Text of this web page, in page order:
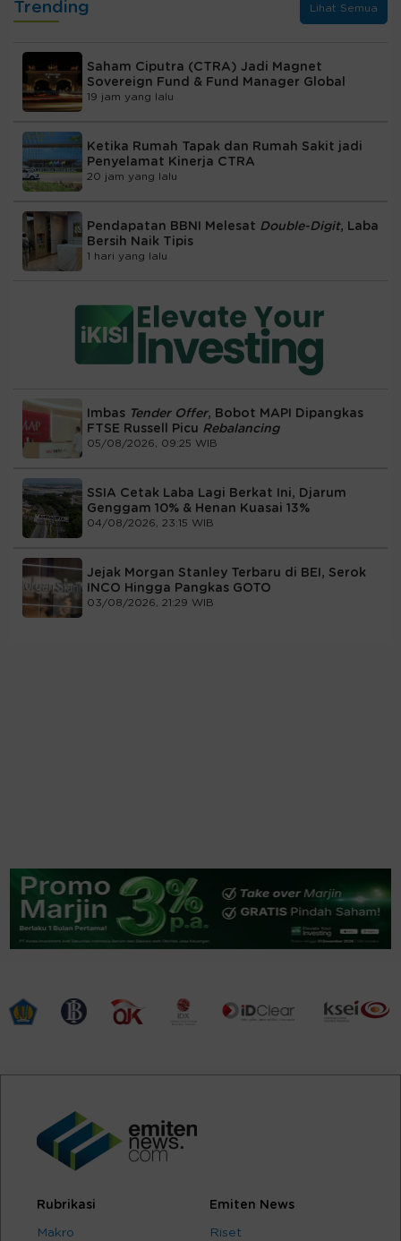
Trending Lihat Semua
Saham Ciputra (CTRA) Jadi Magnet
Sovereign Fund & Fund Manager Global
19 jam yang lalu
Ketika Rumah Tapak dan Rumah Sakit jadi
Penyelamat Kinerja CTRA
20 jam yang lalu
Pendapatan BBNI Melesat Double-Digit, Laba
Bersih Naik Tipis
1 hari yang lalu
Imbas Tender Offer, Bobot MAPI Dipangkas
FTSE Russell Picu Rebalancing
05/08/2026, 09:25 WIB
SSIA Cetak Laba Lagi Berkat Ini, Djarum
Genggam 10% & Henan Kuasai 13%
04/08/2026, 23:15 WIB
Jejak Morgan Stanley Terbaru di BEI, Serok
INCO Hingga Pangkas GOTO
03/08/2026, 21:29 WIB
Rubrikasi
Makro
Emiten News
Riset